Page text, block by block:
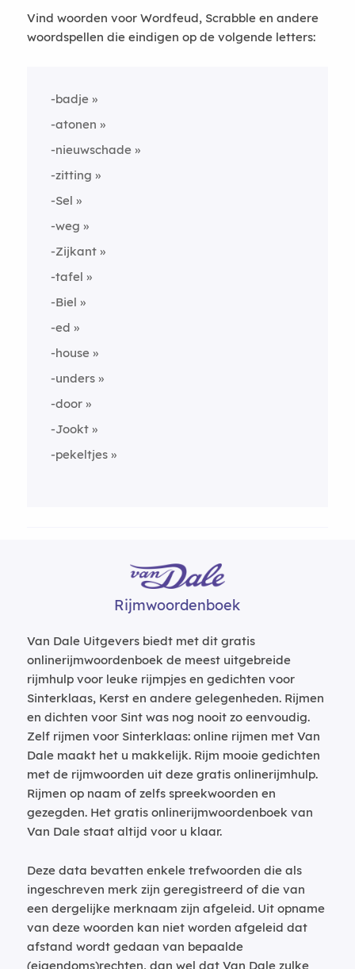
Vind woorden voor Wordfeud, Scrabble en andere
woordspellen die eindigen op de volgende letters:
-badje
-atonen
-nieuwschade
-zitting
-Sel
-weg
-Zijkant
-tafel
-Biel
-ed
-house
-unders
-door
-Jookt
-pekeltjes
Rijmwoordenboek
Van Dale Uitgevers biedt met dit gratis
onlinerijmwoordenboek de meest uitgebreide
rijmhulp voor leuke rijmpjes en gedichten voor
Sinterklaas, Kerst en andere gelegenheden. Rijmen
en dichten voor Sint was nog nooit zo eenvoudig.
Zelf rijmen voor Sinterklaas: online rijmen met Van
Dale maakt het u makkelijk. Rijm mooie gedichten
met de rijmwoorden uit deze gratis onlinerijmhulp.
Rijmen op naam of zelfs spreekwoorden en
gezegden. Het gratis onlinerijmwoordenboek van
Van Dale staat altijd voor u klaar.
Deze data bevatten enkele trefwoorden die als
ingeschreven merk zijn geregistreerd of die van
een dergelijke merknaam zijn afgeleid. Uit opname
van deze woorden kan niet worden afgeleid dat
afstand wordt gedaan van bepaalde
(eigendoms)rechten, dan wel dat Van Dale zulke